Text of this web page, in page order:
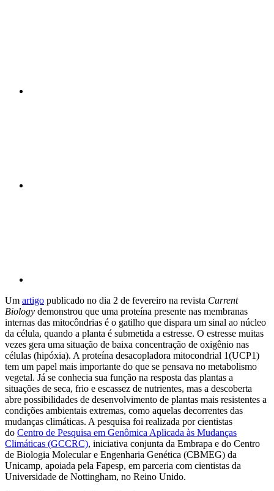
Um artigo publicado no dia 2 de fevereiro na revista Current
Biology demonstrou que uma proteína presente nas membranas
internas das mitocôndrias é o gatilho que dispara um sinal ao núcleo
da célula, quando a planta é submetida a estresse. O estresse muitas
vezes gera uma situação de baixa concentração de oxigênio nas
células (hipóxia). A proteína desacopladora mitocondrial 1(UCP1)
tem um papel mais importante do que se pensava no metabolismo
vegetal. Já se conhecia sua função na resposta das plantas a
situações de seca, frio e escassez de nutrientes, mas a descoberta
abre possibilidades de desenvolvimento de plantas mais resistentes a
condições ambientais extremas, como aquelas decorrentes das
mudanças climáticas. A pesquisa foi realizada por cientistas
do Centro de Pesquisa em Genômica Aplicada às Mudanças
Climáticas (GCCRC), iniciativa conjunta da Embrapa e do Centro
de Biologia Molecular e Engenharia Genética (CBMEG) da
Unicamp, apoiada pela Fapesp, em parceria com cientistas da
Universidade de Nottingham, no Reino Unido.